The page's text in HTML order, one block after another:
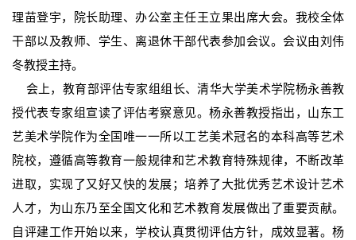
理苗登宇，院长助理、办公室主任王立果出席大会。我校全体
干部以及教师、学生、离退休干部代表参加会议。会议由刘伟
冬教授主持。
会上，教育部评估专家组组长、清华大学美术学院杨永善教
授代表专家组宣读了评估考察意见。杨永善教授指出，山东工
艺美术学院作为全国唯一一所以工艺美术冠名的本科高等艺术
院校，遵循高等教育一般规律和艺术教育特殊规律，不断改革
进取，实现了又好又快的发展；培养了大批优秀艺术设计艺术
人才，为山东乃至全国文化和艺术教育发展做出了重要贡献。
自评建工作开始以来，学校认真贯彻评估方针，成效显著。杨